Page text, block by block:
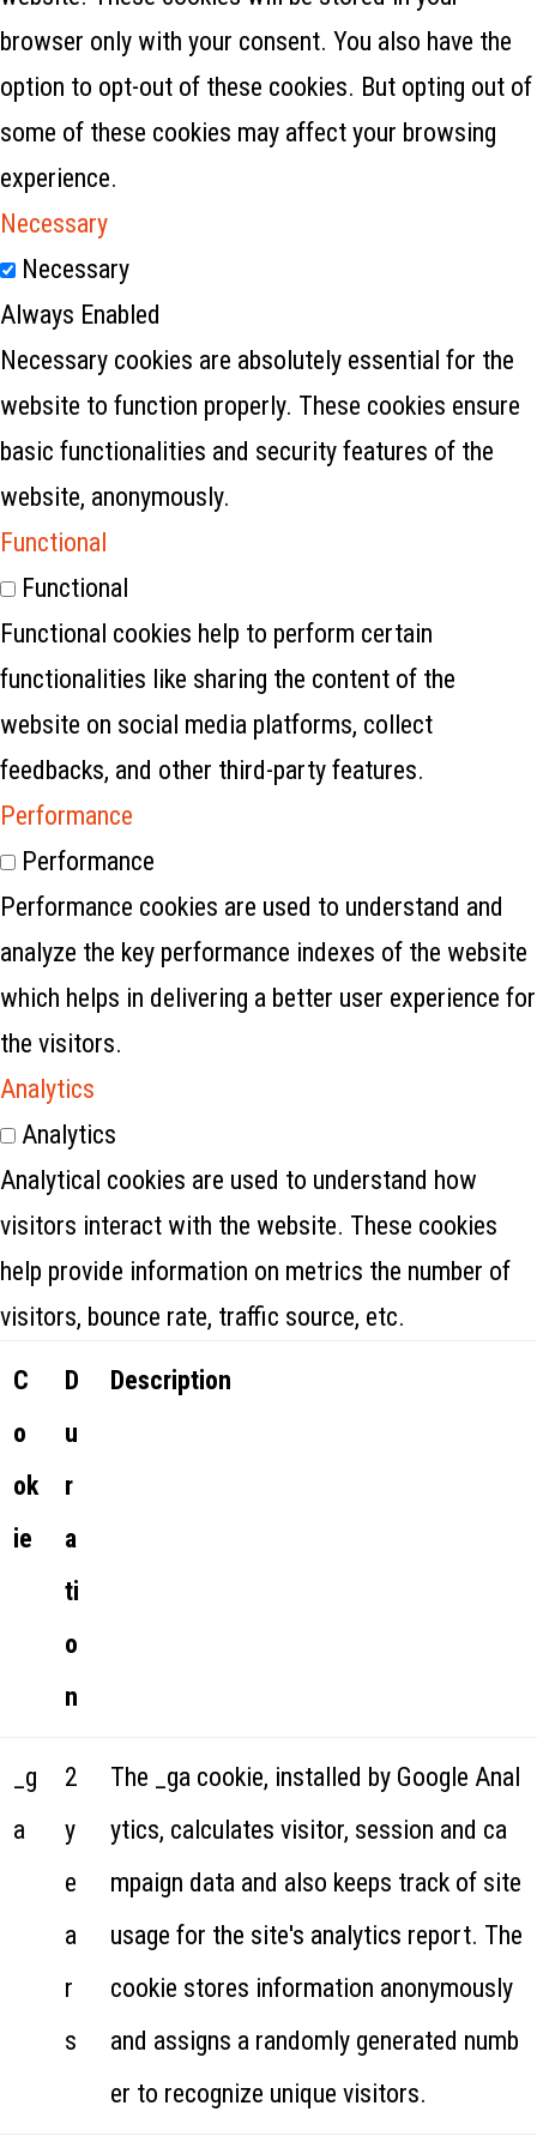
browser only with your consent. You also have the
option to opt-out of these cookies. But opting out of
some of these cookies may affect your browsing
experience.
Necessary
Necessary
Always Enabled
Necessary cookies are absolutely essential for the
website to function properly. These cookies ensure
basic functionalities and security features of the
website, anonymously.
Functional
Functional
Functional cookies help to perform certain
functionalities like sharing the content of the
website on social media platforms, collect
feedbacks, and other third-party features.
Performance
Performance
Performance cookies are used to understand and
analyze the key performance indexes of the website
which helps in delivering a better user experience for
the visitors.
Analytics
Analytics
Analytical cookies are used to understand how
visitors interact with the website. These cookies
help provide information on metrics the number of
visitors, bounce rate, traffic source, etc.
C
o
ok
ie
D
u
r
a
ti
o
n
Description
_g
a
2
y
e
a
r
s
The _ga cookie, installed by Google Anal
ytics, calculates visitor, session and ca
mpaign data and also keeps track of site
usage for the site's analytics report. The
cookie stores information anonymously
and assigns a randomly generated numb
er to recognize unique visitors.